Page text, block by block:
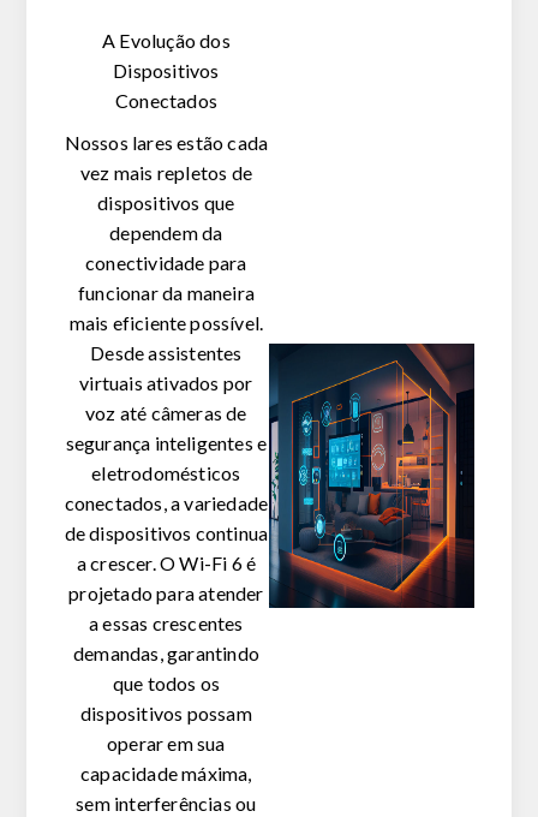
A Evolução dos
Dispositivos
Conectados
Nossos lares estão cada
vez mais repletos de
dispositivos que
dependem da
conectividade para
funcionar da maneira
mais eficiente possível.
Desde assistentes
virtuais ativados por
voz até câmeras de
segurança inteligentes e
eletrodomésticos
conectados, a variedade
de dispositivos continua
a crescer. O Wi-Fi 6 é
projetado para atender
a essas crescentes
demandas, garantindo
que todos os
dispositivos possam
operar em sua
capacidade máxima,
sem interferências ou